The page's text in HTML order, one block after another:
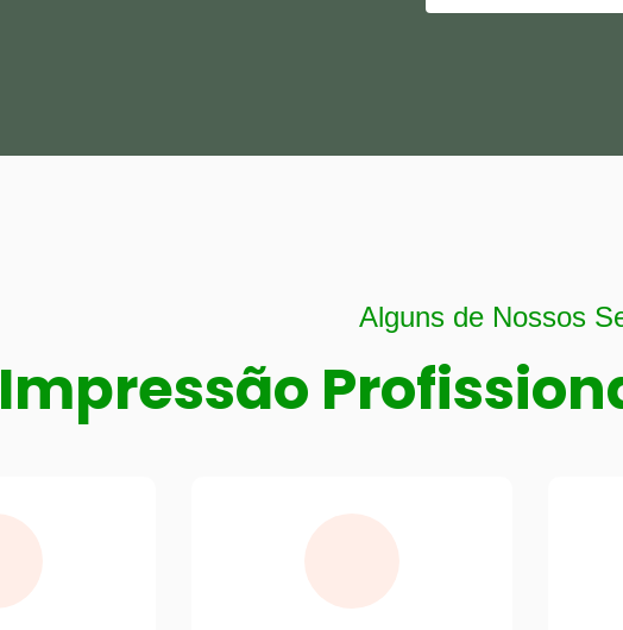
Alguns de Nossos
Impressão